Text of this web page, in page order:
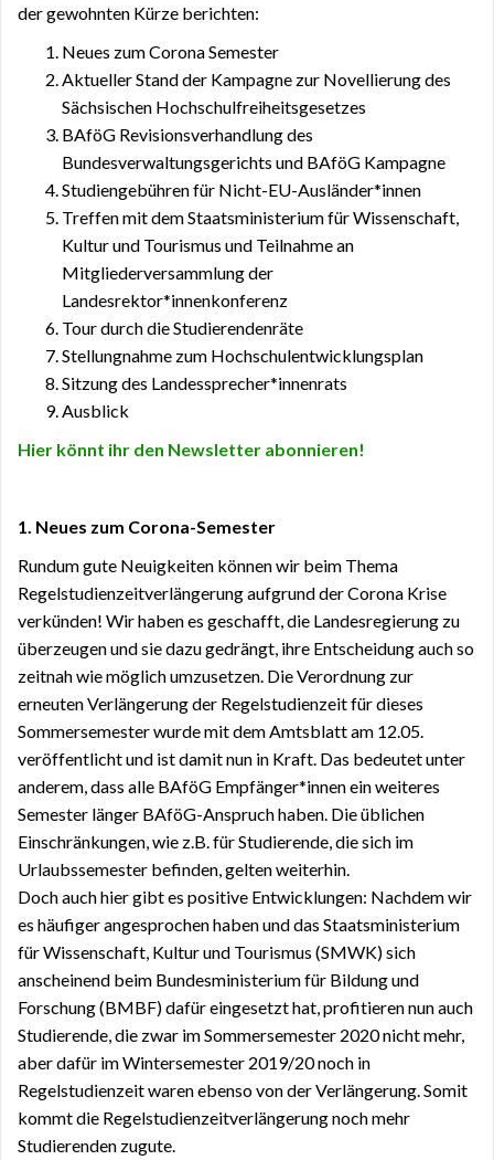
der gewohnten Kürze berichten:
Neues zum Corona Semester
Aktueller Stand der Kampagne zur Novellierung des
Sächsischen Hochschulfreiheitsgesetzes
BAföG Revisionsverhandlung des
Bundesverwaltungsgerichts und BAföG Kampagne
Studiengebühren für Nicht-EU-Ausländer*innen
Treffen mit dem Staatsministerium für Wissenschaft,
Kultur und Tourismus und Teilnahme an
Mitgliederversammlung der
Landesrektor*innenkonferenz
Tour durch die Studierendenräte
Stellungnahme zum Hochschulentwicklungsplan
Sitzung des Landessprecher*innenrats
Ausblick
Hier könnt ihr den Newsletter abonnieren!
1. Neues zum Corona-Semester
Rundum gute Neuigkeiten können wir beim Thema
Regelstudienzeitverlängerung aufgrund der Corona Krise
verkünden! Wir haben es geschafft, die Landesregierung zu
überzeugen und sie dazu gedrängt, ihre Entscheidung auch so
zeitnah wie möglich umzusetzen. Die Verordnung zur
erneuten Verlängerung der Regelstudienzeit für dieses
Sommersemester wurde mit dem Amtsblatt am 12.05.
veröffentlicht und ist damit nun in Kraft. Das bedeutet unter
anderem, dass alle BAföG Empfänger*innen ein weiteres
Semester länger BAföG-Anspruch haben. Die üblichen
Einschränkungen, wie z.B. für Studierende, die sich im
Urlaubssemester befinden, gelten weiterhin.
Doch auch hier gibt es positive Entwicklungen: Nachdem wir
es häufiger angesprochen haben und das Staatsministerium
für Wissenschaft, Kultur und Tourismus (SMWK) sich
anscheinend beim Bundesministerium für Bildung und
Forschung (BMBF) dafür eingesetzt hat, profitieren nun auch
Studierende, die zwar im Sommersemester 2020 nicht mehr,
aber dafür im Wintersemester 2019/20 noch in
Regelstudienzeit waren ebenso von der Verlängerung. Somit
kommt die Regelstudienzeitverlängerung noch mehr
Studierenden zugute.